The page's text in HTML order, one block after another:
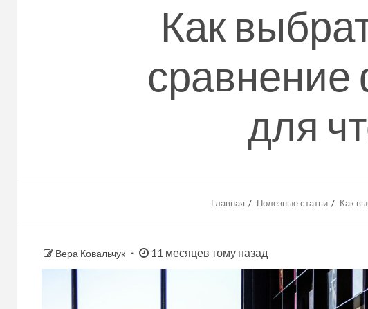
Как
сравнение
для
Главная Полезные статьи Как
Вера Ковальчук 11 месяцев тому назад